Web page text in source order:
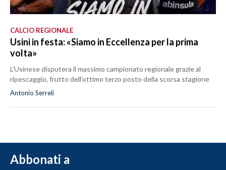
CALCIO REGIONALE
Usini in festa: «Siamo in Eccellenza per la prima
volta»
L’Usinese disputera il massimo campionato regionale grazie al
ripescaggio, frutto dell’ottimo terzo posto della scorsa stagione
Antonio Serreli
Abbonati a